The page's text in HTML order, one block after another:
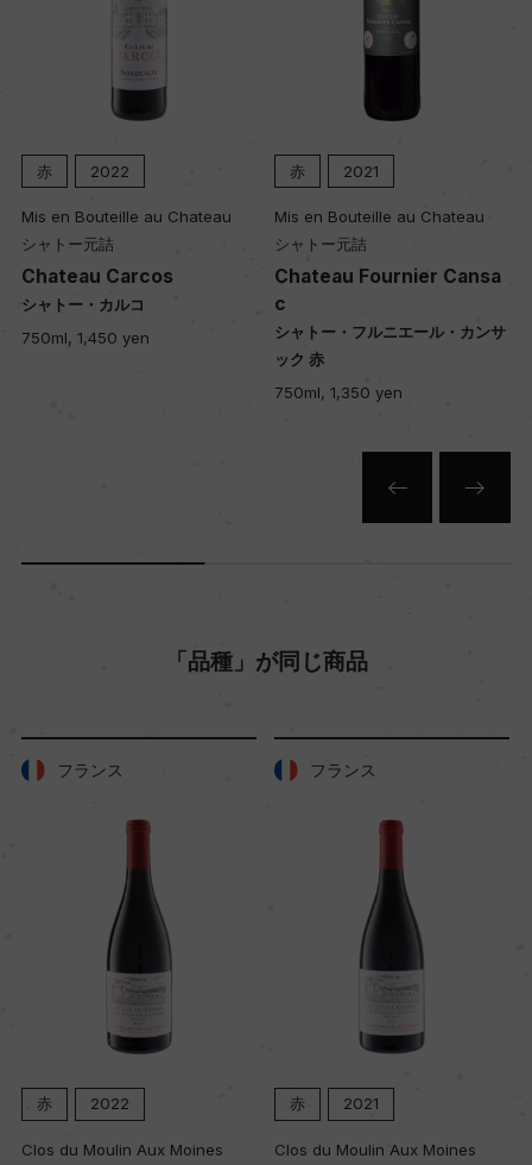
赤 2022
Mis en Bouteille au Chateau
シャトー元詰
Chateau Carcos
シャトー・カルコ
750ml, 1,450 yen
赤 2021
Mis en Bouteille au Chateau
シャトー元詰
Chateau Fournier Cansa
c
シャトー・フルニエール・カンサ
ック 赤
750ml, 1,350 yen
「品種」が同じ商品
フランス
赤 2022
Clos du Moulin Aux Moines
フランス
赤 2021
Clos du Moulin Aux Moines